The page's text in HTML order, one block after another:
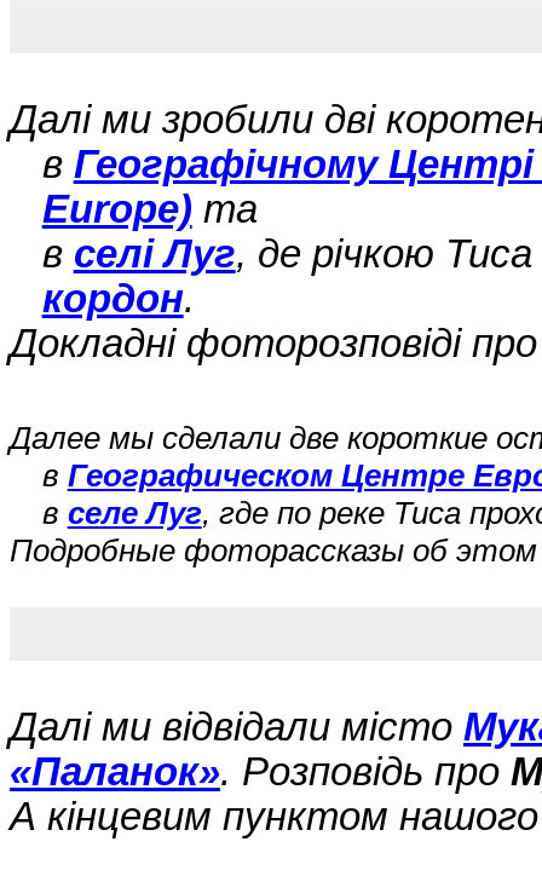
Далі ми зробили дві
в Географічному
Europe) та
в селі Луг, де річкою
кордон.
Докладні фоторозповіді
Далее мы сделали две короткие
в Географическом Центре
в селе Луг, где по реке Тиса
Подробные фоторассказы об
Далі ми відвідали місто
«Паланок». Розповідь про
А кінцевим пунктом